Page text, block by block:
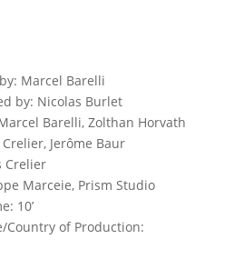
Marcel Barelli
by: Nicolas Burlet
Barelli, Zolthan Horvath
Jerôme Baur
Crelier
Marceie, Prism Studio
10’
Country of Production: